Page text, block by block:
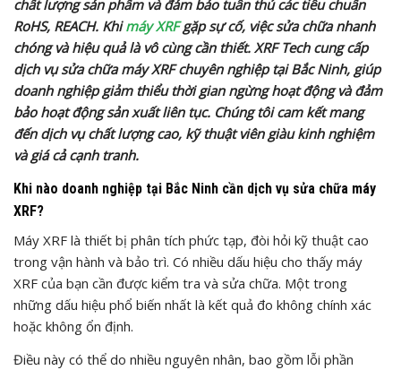
chất lượng sản phẩm và đảm bảo tuân thủ các tiêu chuẩn
RoHS, REACH. Khimáy XRFgặp sự cố, việc sửa chữa nhanh
chóng và hiệu quả là vô cùng cần thiết. XRF Tech cung cấp
dịch vụ sửa chữa máy XRF chuyên nghiệp tại Bắc Ninh, giúp
doanh nghiệp giảm thiểu thời gian ngừng hoạt động và đảm
bảo hoạt động sản xuất liên tục. Chúng tôi cam kết mang
đến dịch vụ chất lượng cao, kỹ thuật viên giàu kinh nghiệm
và giá cả cạnh tranh.
Khi nào doanh nghiệp tại Bắc Ninh cần dịch vụ sửa chữa máy
XRF?
Máy XRF là thiết bị phân tích phức tạp, đòi hỏi kỹ thuật cao
trong vận hành và bảo trì. Có nhiều dấu hiệu cho thấy máy
XRF của bạn cần được kiểm tra và sửa chữa. Một trong
những dấu hiệu phổ biến nhất là kết quả đo không chính xác
hoặc không ổn định.
Điều này có thể do nhiều nguyên nhân, bao gồm lỗi phần